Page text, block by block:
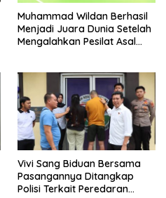
Muhammad Wildan Berhasil
Menjadi Juara Dunia Setelah
Mengalahkan Pesilat Asal
Vivi Sang Biduan Bersama
Pasangannya Ditangkap
Polisi Terkait Peredaran